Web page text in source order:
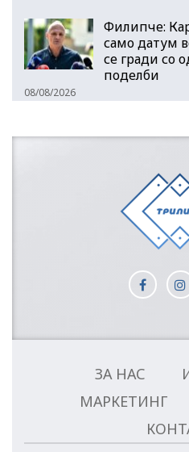
Филипче:
само датум
се гради со
поделби
08/08/2026
ЗА НАС
МАРКЕТИНГ